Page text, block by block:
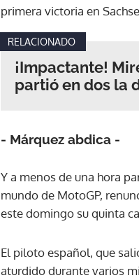
primera victoria en
RELACIONADO
¡Impactante!
partió en dos la
- Márquez abdica -
Y a menos de una hora
mundo de MotoGP,
este domingo su quinta
El piloto español, que
aturdido durante varios